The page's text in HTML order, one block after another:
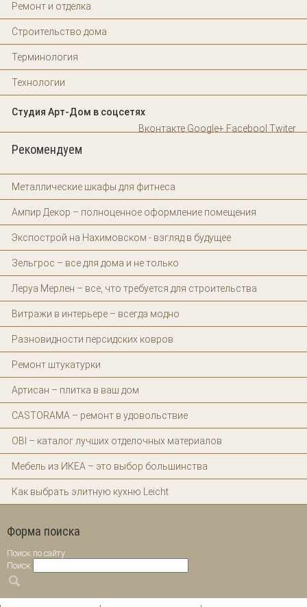
Ремонт и отделка
Строительство дома
Терминология
Технологии
Студия Арт-Дом в соцсетях
Вконтакте Google+ Facebool Twiter
Рекомендуем
Металлические шкафы для фитнеса
Ампир Декор – полноценное оформление помещения
Экспострой на Нахимовском - взгляд в будущее
Зельгрос – все для дома и не только
Леруа Мерлен – все, что требуется для строительства
Витражи в интерьере – всегда модно
Разновидности персидских ковров
Ремонт штукатурки
Артисан – плитка в ваш дом
CASTORAMA – ремонт в удовольствие
OBI – каталог лучших отделочных материалов
Мебель из ИКЕА – это выбор большинства
Как выбрать элитную кухню Leicht
Форма поиска
Поиск по сайту
Поиск